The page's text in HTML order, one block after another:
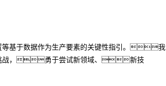
基于数据作为生产要素的关键性指引。我
战，勇于尝试新领域、新技